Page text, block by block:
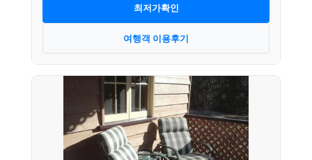
최저가확인
여행객 이용후기